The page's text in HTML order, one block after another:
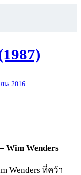
น 2016
Wim Wenders
Wenders ที่คว้า